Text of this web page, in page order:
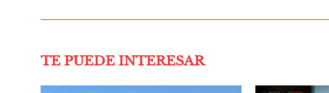
TE PUEDE INTERESAR